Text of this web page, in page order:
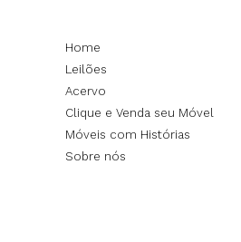
Home
Leilões
Acervo
Clique e Venda seu Móvel
Móveis com Histórias
Sobre nós